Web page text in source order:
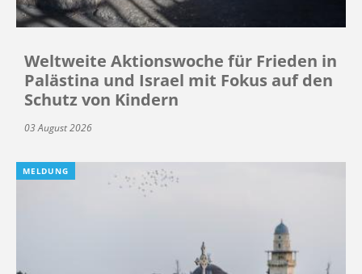
Weltweite Aktionswoche für Frieden in
Palästina und Israel mit Fokus auf den
Schutz von Kindern
03 August 2026
MELDUNG